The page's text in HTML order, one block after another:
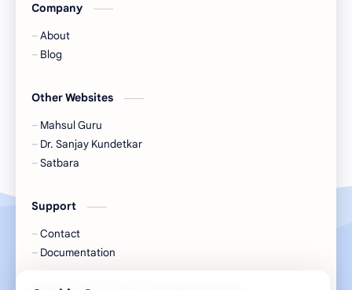
Company
About
Blog
Other Websites
Mahsul Guru
Dr. Sanjay Kundetkar
Satbara
Support
Contact
Documentation
Cookie Consent